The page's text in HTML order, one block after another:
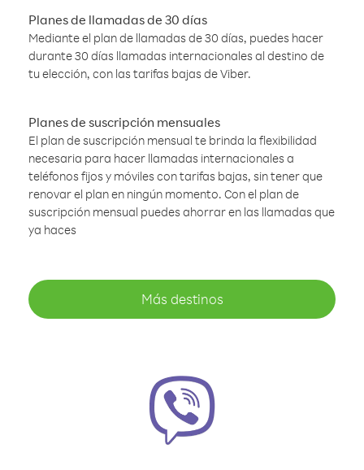
Planes de llamadas de 30 días
Mediante el plan de llamadas de 30 días, puedes hacer
durante 30 días llamadas internacionales al destino de
tu elección, con las tarifas bajas de Viber.
Planes de suscripción mensuales
El plan de suscripción mensual te brinda la flexibilidad
necesaria para hacer llamadas internacionales a
teléfonos fijos y móviles con tarifas bajas, sin tener que
renovar el plan en ningún momento. Con el plan de
suscripción mensual puedes ahorrar en las llamadas que
ya haces
Más destinos